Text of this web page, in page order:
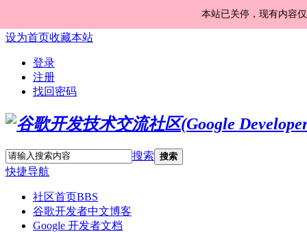
本站已关停，现有内容
设为首页收藏本站
登录
注册
找回密码
搜索 搜索
快捷导航
社区首页BBS
谷歌开发者中文博客
Google 开发者文档